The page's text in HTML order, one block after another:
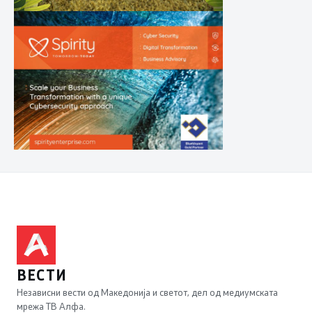
ВЕСТИ
Независни вести од Македонија и светот, дел од медиумската
мрежа ТВ Алфа.